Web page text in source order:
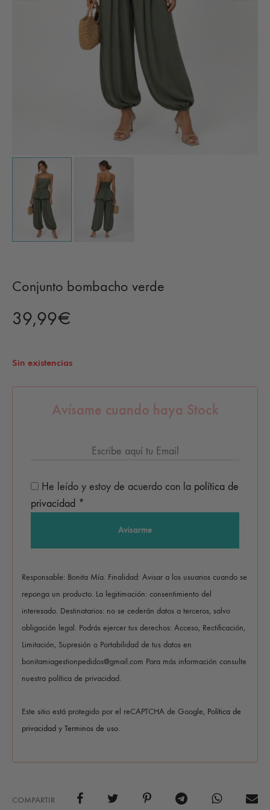
Conjunto bombacho verde
39,99€
Sin existencias
Avísame cuando haya Stock
He leído y estoy de acuerdo con la política de
privacidad *
Responsable: Bonita Mía. Finalidad: Avisar a los usuarios cuando se
reponga un producto. La legitimación: consentimiento del
interesado. Destinatarios: no se cederán datos a terceros, salvo
obligación legal. Podrás ejercer tus derechos: Acceso, Rectificación,
Limitación, Supresión o Portabilidad de tus datos en
bonitamiagestionpedidos@gmail.com Para más información consulte
nuestra política de privacidad.
Este sitio está protegido por el reCAPTCHA de Google, Política de
privacidad y Terminos de uso.
COMPARTIR